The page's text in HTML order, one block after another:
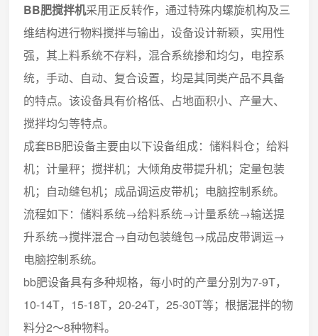
BB肥搅拌机采用正反转作，通过特殊内螺旋机构及三
维结构进行物料搅拌与输出，设备设计新颖，实用性
强，其上料系统不存料，混合系统掺和均匀，电控系
统，手动、自动、复合设置，均是其同类产品不具备
的特点。该设备具有价格低、占地面积小、产量大、
搅拌均匀等特点。
成套BB肥设备主要由以下设备组成：储料料仓；给料
机；计量秤；搅拌机；大倾角皮带提升机；定量包装
机；自动缝包机；成品调运皮带机；电脑控制系统。
流程如下：储料系统→给料系统→计量系统→输送提
升系统→搅拌混合→自动包装缝包→成品皮带调运→
电脑控制系统。
bb肥设备具有多种规格，每小时的产量分别为7-9T，
10-14T，15-18T，20-24T，25-30T等；根据混拌的物
料分2～8种物料。